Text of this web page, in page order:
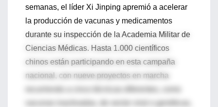
semanas, el líder Xi Jinping apremió a acelerar
la producción de vacunas y medicamentos
durante su inspección de la Academia Militar de
Ciencias Médicas. Hasta 1.000 científicos
chinos están participando en esta campaña
nacional, con nueve proyectos en marcha
vacunas inactivadas, de vector viral o genéticas,